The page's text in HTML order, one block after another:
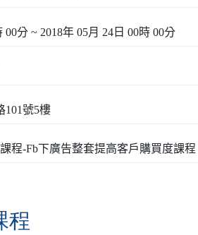
00分 ~ 2018年 05月 24日 00時 00分
101號5樓
程-Fb下廣告整套提高客戶購買度課程